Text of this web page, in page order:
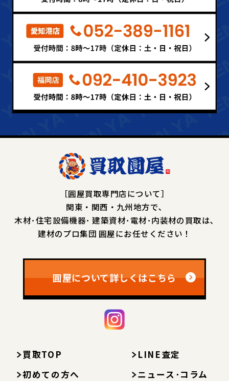
［圓屋買取専門店について］
関東・関西・九州地方で､
木材･住宅設備機器･ 建築資材･電材･内装材の買取は､
建材のプロ集団 圓屋にお任せください！
圓屋について詳しくはこちら
買取TOP
初めての方へ
LINE査定
ニュース･コラム